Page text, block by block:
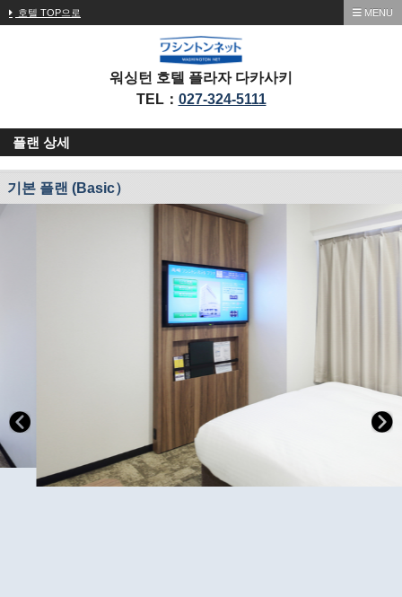
호텔 TOP으로 MENU
워싱턴 호텔 플라자 다카사키
TEL： 027-324-5111
플랜 상세
기본 플랜 (Basic）